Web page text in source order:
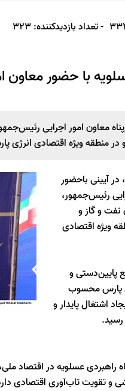
- تعداد بازدیدکننده: 323
با حضور معاون
معاون امور اجرایی
منطقه ویژه اقتصادی انرژی
آیینی باحضور
رئیس‌جمهور،
نفت و گاز و
ویژه اقتصادی
پایین‌دستی و
پارس محسوب
اشتغال پایدار و
رسید.
راهبردی عسلویه در
و تقویت تاب‌آوری اقتصادی